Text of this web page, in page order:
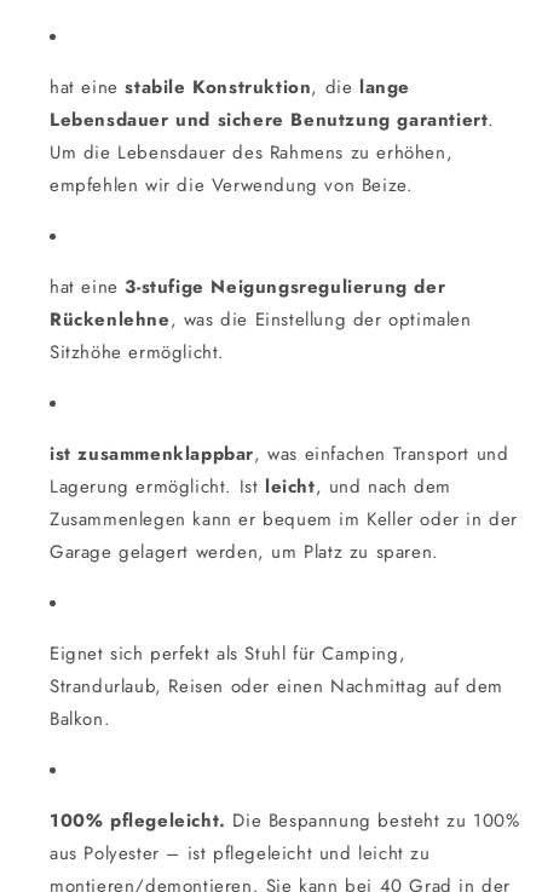
hat eine stabile Konstruktion, die lange
Lebensdauer und sichere Benutzung garantiert.
Um die Lebensdauer des Rahmens zu erhöhen,
empfehlen wir die Verwendung von Beize.
hat eine 3-stufige Neigungsregulierung der
Rückenlehne, was die Einstellung der optimalen
Sitzhöhe ermöglicht.
ist zusammenklappbar, was einfachen Transport und
Lagerung ermöglicht. Ist leicht, und nach dem
Zusammenlegen kann er bequem im Keller oder in der
Garage gelagert werden, um Platz zu sparen.
Eignet sich perfekt als Stuhl für Camping,
Strandurlaub, Reisen oder einen Nachmittag auf dem
Balkon.
100% pflegeleicht. Die Bespannung besteht zu 100%
aus Polyester – ist pflegeleicht und leicht zu
montieren/demontieren. Sie kann bei 40 Grad in der